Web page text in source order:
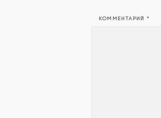
КОММЕНТАРИЙ*